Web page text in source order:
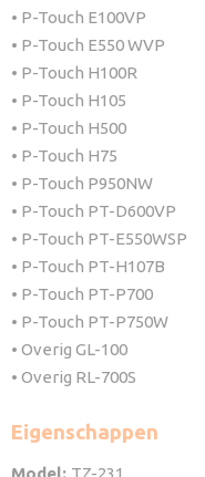
• P-Touch E100VP
• P-Touch E550 WVP
• P-Touch H100R
• P-Touch H105
• P-Touch H500
• P-Touch H75
• P-Touch P950NW
• P-Touch PT-D600VP
• P-Touch PT-E550WSP
• P-Touch PT-H107B
• P-Touch PT-P700
• P-Touch PT-P750W
• Overig GL-100
• Overig RL-700S
Eigenschappen
Model: TZ-231